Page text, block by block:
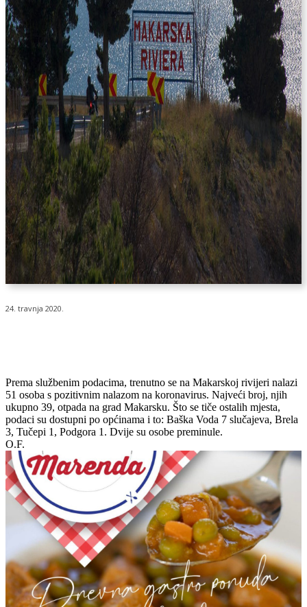
24. travnja 2020.
Prema službenim podacima, trenutno se na Makarskoj rivijeri nalazi
51 osoba s pozitivnim nalazom na koronavirus. Najveći broj, njih
ukupno 39, otpada na grad Makarsku. Što se tiče ostalih mjesta,
podaci su dostupni po općinama i to: Baška Voda 7 slučajeva, Brela
3, Tučepi 1, Podgora 1. Dvije su osobe preminule.
O.F.